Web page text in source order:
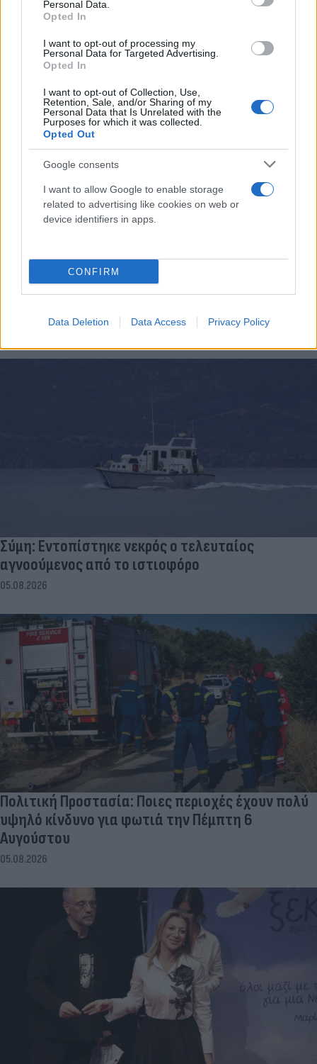
Personal Data.
Opted In
I want to opt-out of processing my
Personal Data for Targeted Advertising.
Opted In
I want to opt-out of Collection, Use,
Retention, Sale, and/or Sharing of my
Personal Data that Is Unrelated with the
Purposes for which it was collected.
Opted Out
Google consents
I want to allow Google to enable storage
related to advertising like cookies on web or
device identifiers in apps.
CONFIRM
Data Deletion Data Access Privacy Policy
Βρετανών - Κάηκε το σπίτι τους στη μεγάλη
05.08.2026
«Να αποκαλυφθεί η αλήθεια»: Στη Δικαιοσύνη η
οικογένεια του Έλληνα πιλότου που έχασε τη
Σύμη: Εντοπίστηκε νεκρός ο τελευταίος
αγνοούμενος από το ιστιοφόρο
05.08.2026
Πολιτική Προστασία: Ποιες περιοχές έχουν πολύ
υψηλό κίνδυνο για φωτιά την Πέμπτη 6
Αυγούστου
05.08.2026